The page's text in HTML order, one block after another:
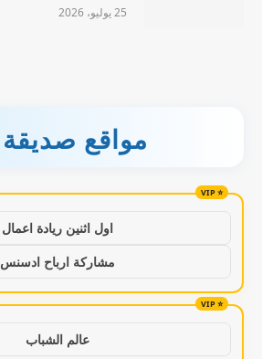
25 يوليو، 2026
مواقع صديقة
اول اثنين ريادة اعمال
مشاركة ارباح ادسنس
عالم الشباب